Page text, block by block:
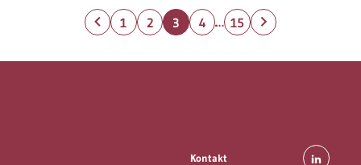
1 2 3 4 … 15
Kontakt